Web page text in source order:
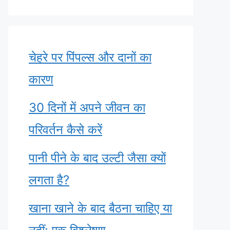
चेहरे पर पिंपल्स और दानों का
कारण
30 दिनों में अपने जीवन का
परिवर्तन कैसे करें
पानी पीने के बाद उल्टी जैसा क्यों
लगता है?
खाना खाने के बाद बैठना चाहिए या